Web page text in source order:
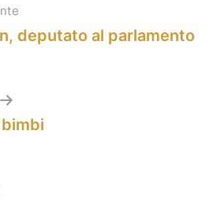
deputato al parlamento